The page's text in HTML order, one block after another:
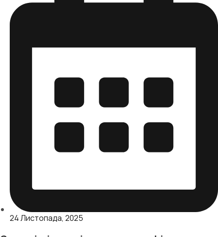
24 Листопада, 2025